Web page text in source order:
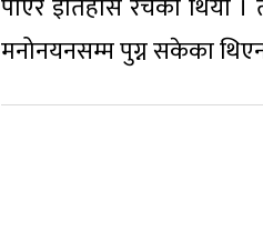
पाएर इतिहास रचेको थियो
मनोनयनसम्म पुग्न सकेका